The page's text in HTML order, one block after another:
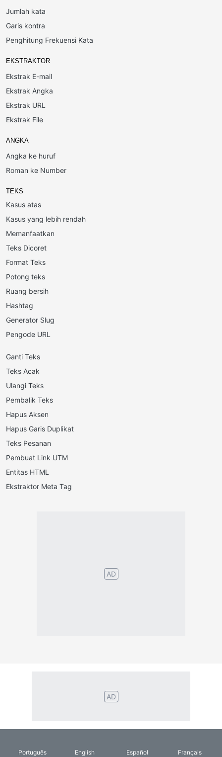
Jumlah kata
Garis kontra
Penghitung Frekuensi Kata
EKSTRAKTOR
Ekstrak E-mail
Ekstrak Angka
Ekstrak URL
Ekstrak File
ANGKA
Angka ke huruf
Roman ke Number
TEKS
Kasus atas
Kasus yang lebih rendah
Memanfaatkan
Teks Dicoret
Format Teks
Potong teks
Ruang bersih
Hashtag
Generator Slug
Pengode URL
Ganti Teks
Teks Acak
Ulangi Teks
Pembalik Teks
Hapus Aksen
Hapus Garis Duplikat
Teks Pesanan
Pembuat Link UTM
Entitas HTML
Ekstraktor Meta Tag